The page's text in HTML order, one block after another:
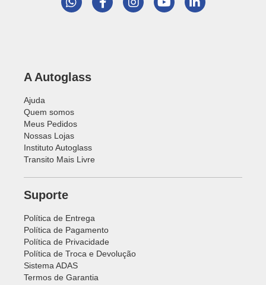
A Autoglass
Ajuda
Quem somos
Meus Pedidos
Nossas Lojas
Instituto Autoglass
Transito Mais Livre
Suporte
Política de Entrega
Política de Pagamento
Política de Privacidade
Política de Troca e Devolução
Sistema ADAS
Termos de Garantia